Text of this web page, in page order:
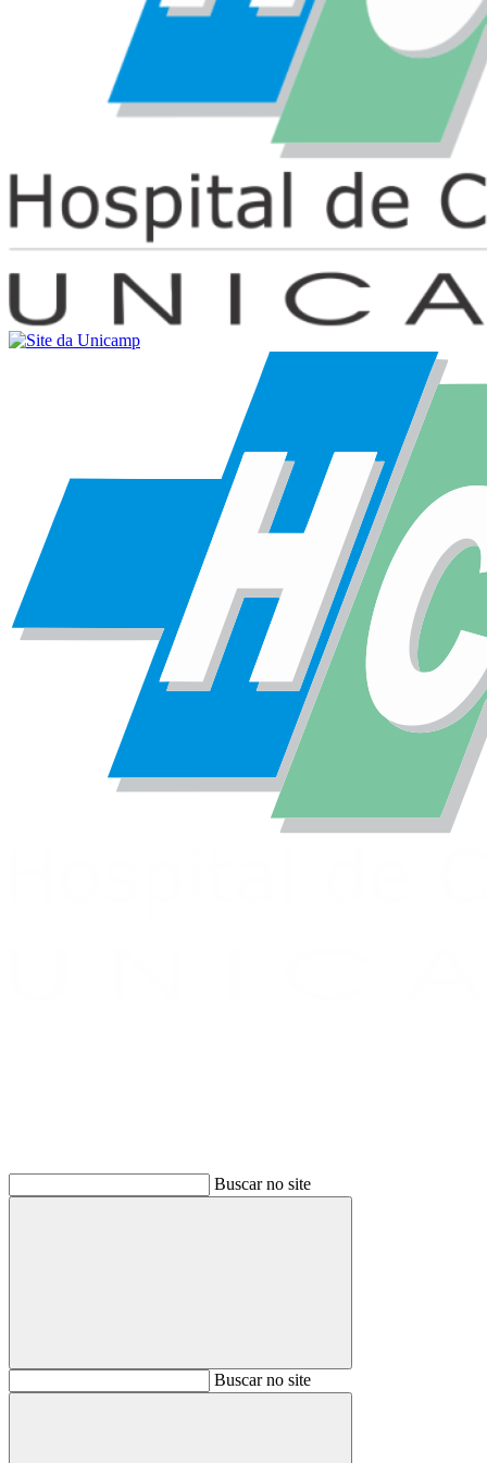
Buscar no site
BuscarBuscar no site